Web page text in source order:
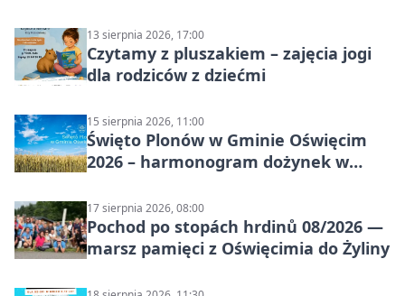
13 sierpnia 2026, 17:00
Czytamy z pluszakiem – zajęcia jogi
dla rodziców z dziećmi
15 sierpnia 2026, 11:00
Święto Plonów w Gminie Oświęcim
2026 – harmonogram dożynek w
17 sierpnia 2026, 08:00
Pochod po stopách hrdinů 08/2026 —
marsz pamięci z Oświęcimia do Żyliny